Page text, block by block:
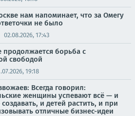
нам напоминает, что за Омегу
не было
02.08.2026, 17:43
продолжается борьба с
свободой
19:18
Всегда говорил:
женщины успевают всё — и
и детей растить, и при
отличные бизнес-идеи